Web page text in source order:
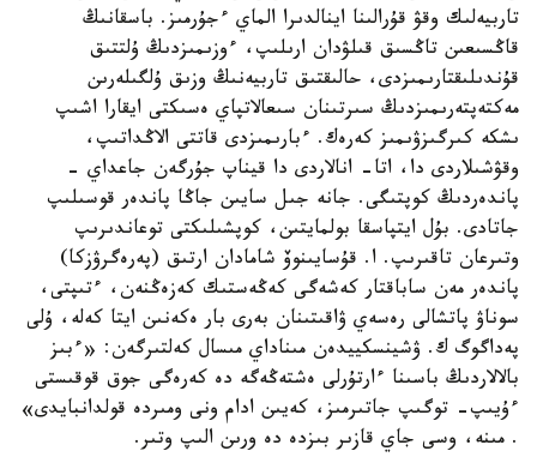
تاربيەلىك وقۋ قۇرالىنا اينالدىرا الماي ءجۇرمىز. باسقانىڭ
قاڭسىعىن تاڭسىق قىلۋدان ارىلىپ، ءوزىمىزدىڭ ۇلتتىق
قۇندىلىقتارىمىزدى، حالىقتىق تاربيەنىڭ وزىق ۇلگىلەرىن
مەكتەپتەرىمىزدىڭ سىرتىنان سىعالاتپاي ەسىكتى ايقارا اشىپ
ىشكە كىرگىزۋىمىز كەرەك. ءبارىمىزدى قاتتى الاڭداتىپ،
وقۋشىلاردى دا، اتا- انالاردى دا قيناپ جۇرگەن جاعداي -
پاندەردىڭ كوپتىگى. جانە جىل سايىن جاڭا پاندەر قوسىلىپ
جاتادى. بۇل ايتپاسقا بولمايتىن، كوپشىلىكتى توعاندىرىپ
وتىرعان تاقىرىپ. ا. قۇسايىنوۆ شامادان ارتىق (پەرەگرۋزكا)
پاندەر مەن ساباقتار كەشەگى كەڭەستىك كەزەڭنەن، ءتىپتى،
سوناۋ پاتشالى رەسەي ۋاقىتىنان بەرى بار ەكەنىن ايتا كەلە، ۇلى
پەداگوگ ك. ۋشينسكييدەن مىناداي مىسال كەلتىرگەن: «ءبىز
بالالاردىڭ باسىنا ءارتۇرلى ەشتەڭەگە دە كەرەگى جوق قوقىستى
ءۇيىپ- توگىپ جاتىرمىز، كەيىن ادام ونى ومىردە قولدانبايدى»
. مىنە، وسى جاي قازىر بىزدە دە ورىن الىپ وتىر.